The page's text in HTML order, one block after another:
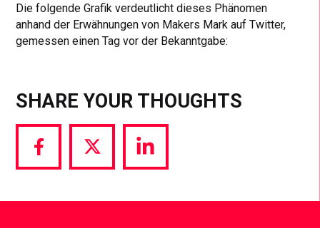
Die folgende Grafik verdeutlicht dieses Phänomen
anhand der Erwähnungen von Makers Mark auf Twitter,
gemessen einen Tag vor der Bekanntgabe:
SHARE YOUR THOUGHTS
Share
via
Share
via
Share
via